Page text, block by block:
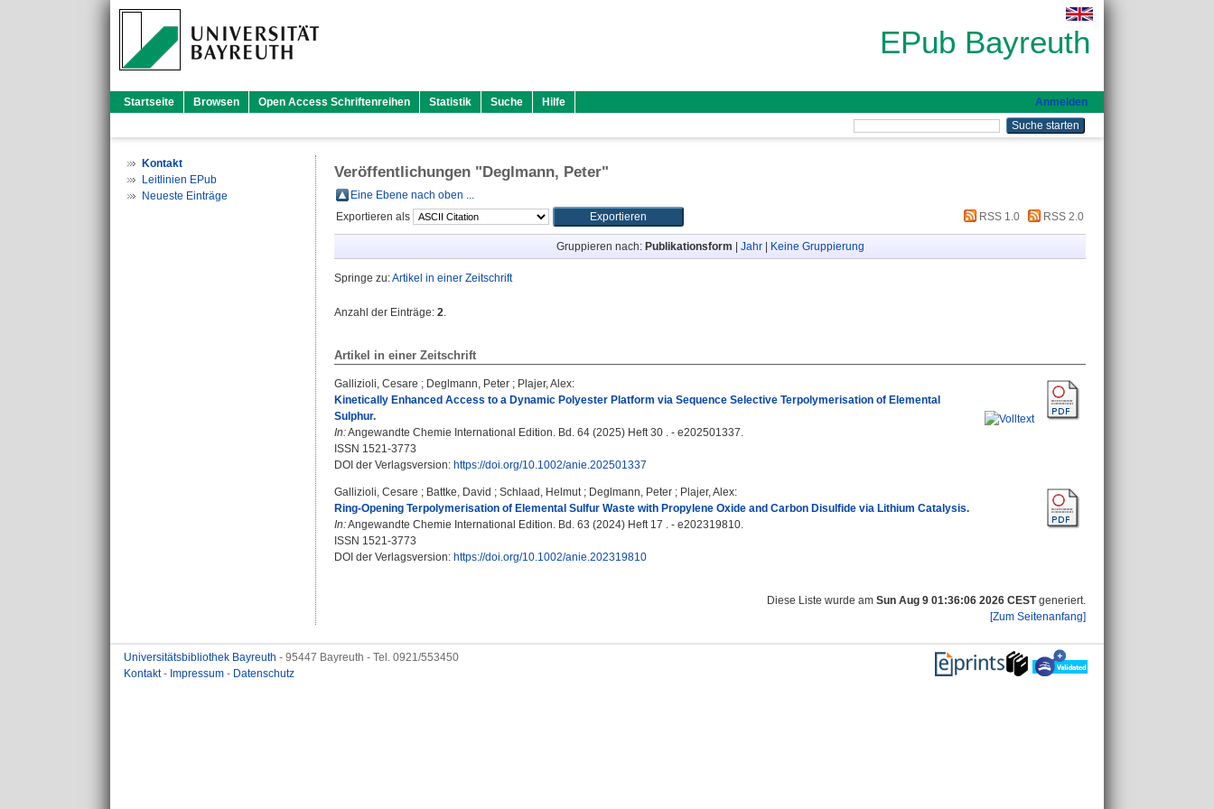
EPub Bayreuth
Startseite Browsen Open Access Schriftenreihen Statistik Suche Hilfe Anmelden
Kontakt
Leitlinien EPub
Neueste Einträge
Veröffentlichungen "Deglmann, Peter"
Eine Ebene nach oben ...
Exportieren als
RSS 1.0 RSS 2.0
Gruppieren nach: Publikationsform Jahr| Keine Gruppierung
Springe zu:Artikel in einer Zeitschrift
Anzahl der Einträge: 2.
Artikel in einer Zeitschrift
Gallizioli, Cesare ; Deglmann, Peter ; Plajer, Alex:
Kinetically Enhanced Access to a Dynamic Polyester Platform via Sequence Selective Terpolymerisation of Elemental
Sulphur.
In:Angewandte Chemie International Edition. Bd. 64 (2025) Heft 30 . - e202501337.
ISSN 1521-3773
DOI der Verlagsversion: https://doi.org/10.1002/anie.202501337
Gallizioli, Cesare ; Battke, David ; Schlaad, Helmut; Deglmann, Peter ; Plajer, Alex:
Ring‐Opening Terpolymerisation of Elemental Sulfur Waste with Propylene Oxide and Carbon Disulfide via Lithium Catalysis.
In:Angewandte Chemie International Edition. Bd. 63 (2024) Heft 17 . - e202319810.
ISSN 1521-3773
DOI der Verlagsversion: https://doi.org/10.1002/anie.202319810
Diese Liste wurde am Sun Aug 9 01:36:06 2026 CESTgeneriert.
[Zum Seitenanfang]
Universitätsbibliothek Bayreuth - 95447 Bayreuth - Tel. 0921/553450
Kontakt- Impressum - Datenschutz